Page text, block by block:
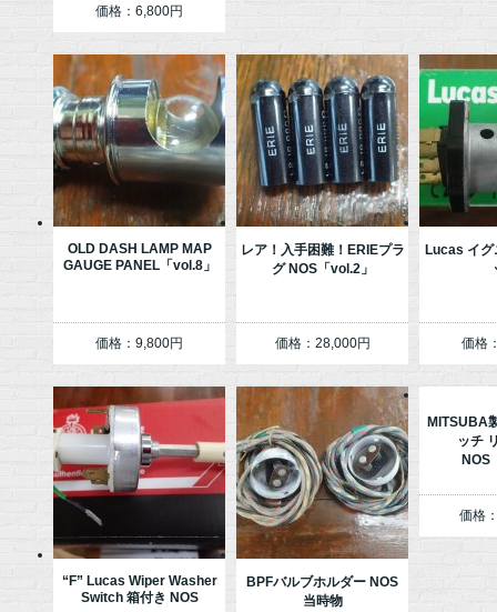
価格：6,800円
OLD DASH LAMP MAP
GAUGE PANEL「vol.8」
価格：9,800円
レア！入手困難！ERIEプラ
グ NOS「vol.2」
価格：28,000円
Lucas イグ
価格
“F” Lucas Wiper Washer
Switch 箱付き NOS
BPFバルブホルダー NOS
当時物
MITSUBA
ッチ
NOS
価格